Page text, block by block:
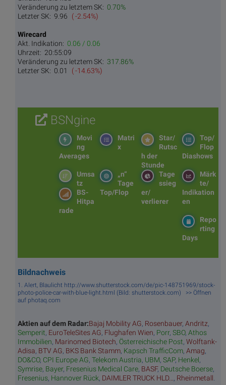
Veränderung zu letztem SK: 0.70%
Letzter SK: 9.96 ( -2.54%)
Wirecard
Akt. Indikation: 0.06 / 0.06
Uhrzeit: 20:55:09
Veränderung zu letztem SK: 317.86%
Letzter SK: 0.01 ( -14.63%)
BSNgine
Top/
Flop
Diashows
Star/
Rutsc
h der
Stunde
Matri
x
Movi
ng
Averages
Märk
te/
Indikation
en
Tage
ssieg
er/
verlierer
„n“
Tage
Top/Flop
Umsa
tz
BS-
Hitpa
rade
Repo
rting
Days
Bildnachweis
1. Alert, Blaulicht http://www.shutterstock.com/de/pic-148751969/stock-
photo-police-car-with-blue-light.html (Bild: shutterstock.com) >> Öffnen
auf photaq.com
Aktien auf dem Radar:Bajaj Mobility AG, Rosenbauer, Andritz,
Semperit, EuroTeleSites AG, Flughafen Wien, Porr, SBO, Athos
Immobilien, Marinomed Biotech, Österreichische Post, Wolftank-
Adisa, BTV AG, BKS Bank Stamm, Kapsch TrafficCom, Amag,
DO&CO, CPI Europe AG, Telekom Austria, UBM, SAP, Henkel,
Symrise, Bayer, Fresenius Medical Care, BASF, Deutsche Boerse,
Fresenius, Hannover Rück, DAIMLER TRUCK HLD... , Rheinmetall